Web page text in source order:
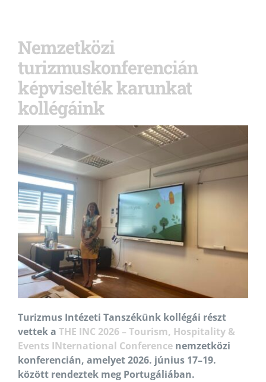
Nemzetközi
turizmuskonferencián
képviselték karunkat
kollégáink
Turizmus Intézeti Tanszékünk kollégái részt
vettek a THE INC 2026 – Tourism, Hospitality &
Events INternational Conferencenemzetközi
konferencián, amelyet 2026. június 17–19.
között rendeztek meg Portugáliában.